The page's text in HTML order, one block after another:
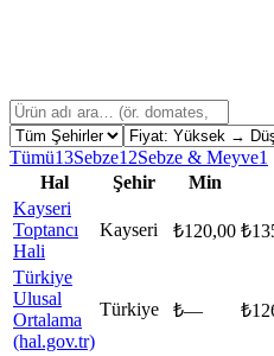
Tümü13Sebze12Sebze & Meyve1
Hal
Şehir Min
Kayseri
Toptancı
Hali
Kayseri ₺120,00 ₺
Türkiye
Ulusal
Ortalama
(hal.gov.tr)
Türkiye ₺— ₺